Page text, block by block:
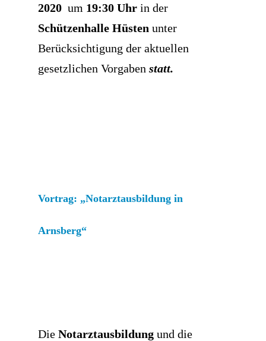
2020 um 19:30 Uhr in der
Schützenhalle Hüsten unter
Berücksichtigung der aktuellen
gesetzlichen Vorgaben statt.
Vortrag: „Notarztausbildung in
Arnsberg“
Die Notarztausbildung und die